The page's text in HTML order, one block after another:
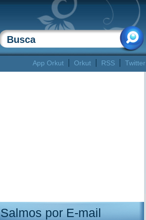
App Orkut Orkut RSS Twitter
Salmos por E-mail